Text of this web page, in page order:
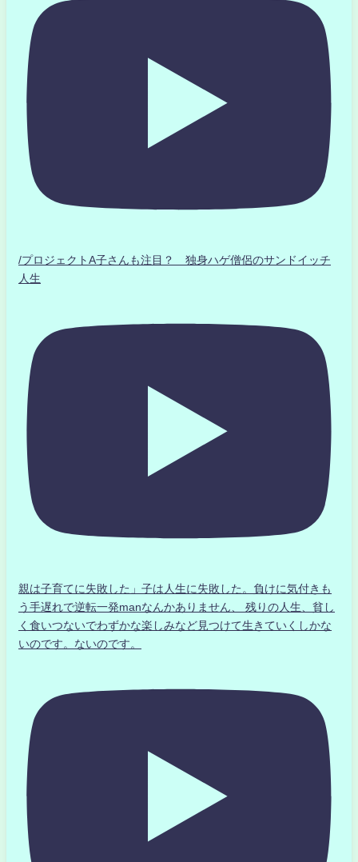
/プロジェクトA子さんも注目？ 独身ハゲ僧侶のサンドイッチ
人生
親は子育てに失敗した」子は人生に失敗した。負けに気付きも
う手遅れで逆転一発manなんかありません、 残りの人生、貧し
く食いつないでわずかな楽しみなど見つけて生きていくしかな
いのです。ないのです。